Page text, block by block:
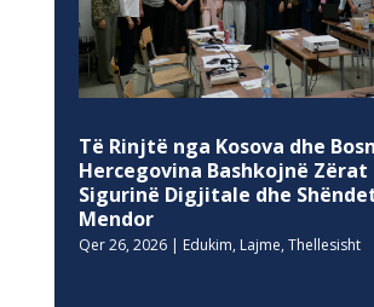
Të Rinjtë nga Kosova dhe
Hercegovina Bashkojnë Zërat
Sigurinë Digjitale dhe
Mendor
Qer 26, 2026| Edukim, Lajme, Thellesisht